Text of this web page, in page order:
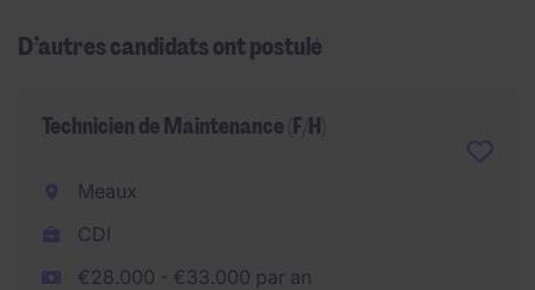
D’autres candidats ont postulé
Technicien de Maintenance (F/H)
Meaux
CDI
€28.000 - €33.000 par an